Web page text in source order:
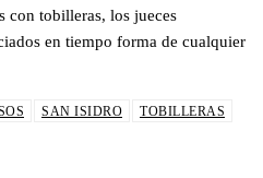
con tobilleras, los jueces
en tiempo forma de cualquier
SAN ISIDRO TOBILLERAS